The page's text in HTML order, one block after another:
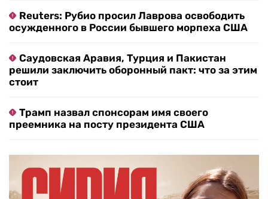
Reuters: Рубио просил Лаврова освободить
осужденного в России бывшего морпеха США
Саудовская Аравия, Турция и Пакистан
решили заключить оборонный пакт: что за этим
стоит
Трамп назвал спонсорам имя своего
преемника на посту президента США